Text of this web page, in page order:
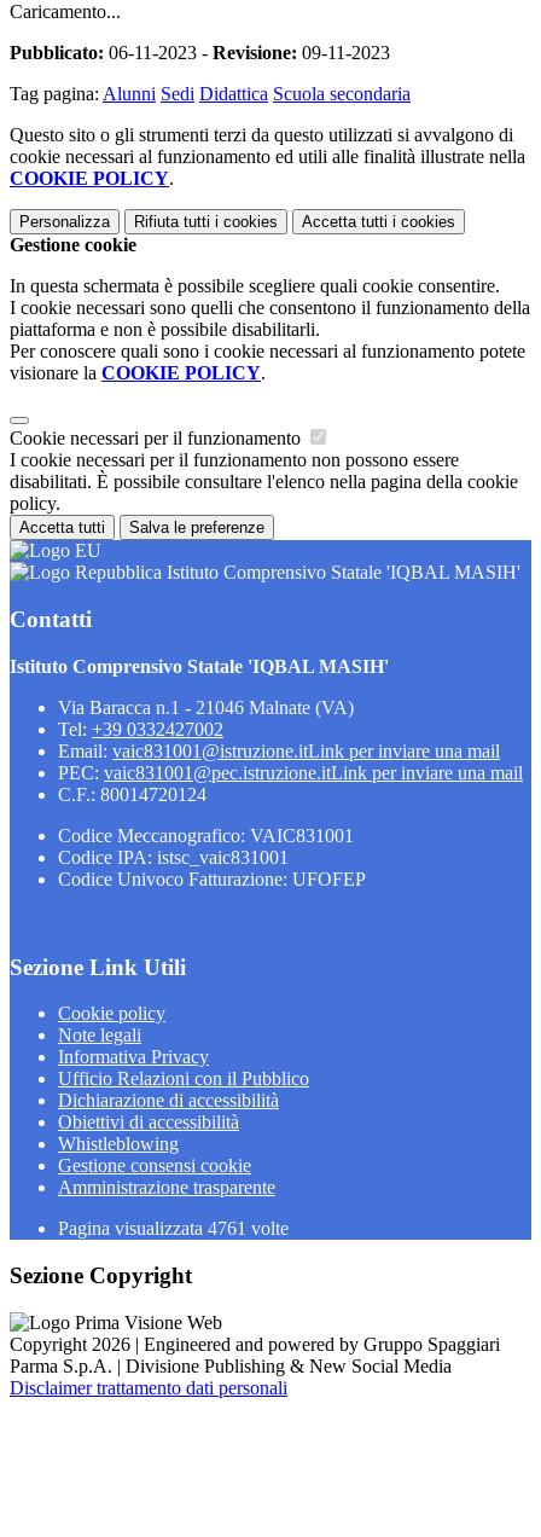
Caricamento...
Pubblicato: 06-11-2023 - Revisione: 09-11-2023
Tag pagina: Alunni Sedi Didattica Scuola secondaria
Questo sito o gli strumenti terzi da questo utilizzati si avvalgono di
cookie necessari al funzionamento ed utili alle finalità illustrate nella
COOKIE POLICY.
Personalizza Rifiuta tutti i cookies Accetta tutti i cookies
Gestione cookie
In questa schermata è possibile scegliere quali cookie consentire.
I cookie necessari sono quelli che consentono il funzionamento della
piattaforma e non è possibile disabilitarli.
Per conoscere quali sono i cookie necessari al funzionamento potete
visionare la COOKIE POLICY.
Cookie necessari per il funzionamento
I cookie necessari per il funzionamento non possono essere
disabilitati. È possibile consultare l'elenco nella pagina della cookie
policy.
Accetta tutti Salva le preferenze
Istituto Comprensivo Statale 'IQBAL MASIH'
Contatti
Istituto Comprensivo Statale 'IQBAL MASIH'
Via Baracca n.1 - 21046 Malnate (VA)
Tel: +39 0332427002
Email: vaic831001@istruzione.itLink per inviare una mail
PEC: vaic831001@pec.istruzione.itLink per inviare una mail
C.F.: 80014720124
Codice Meccanografico: VAIC831001
Codice IPA: istsc_vaic831001
Codice Univoco Fatturazione: UFOFEP
Sezione Link Utili
Cookie policy
Note legali
Informativa Privacy
Ufficio Relazioni con il Pubblico
Dichiarazione di accessibilità
Obiettivi di accessibilità
Whistleblowing
Gestione consensi cookie
Amministrazione trasparente
Pagina visualizzata 4761 volte
Sezione Copyright
Copyright 2026 | Engineered and powered by Gruppo Spaggiari
Parma S.p.A. | Divisione Publishing & New Social Media
Disclaimer trattamento dati personali